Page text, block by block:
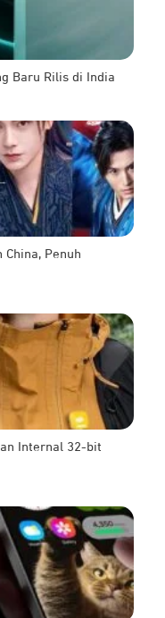
Baru Rilis di India
Penuh
Internal 32-bit